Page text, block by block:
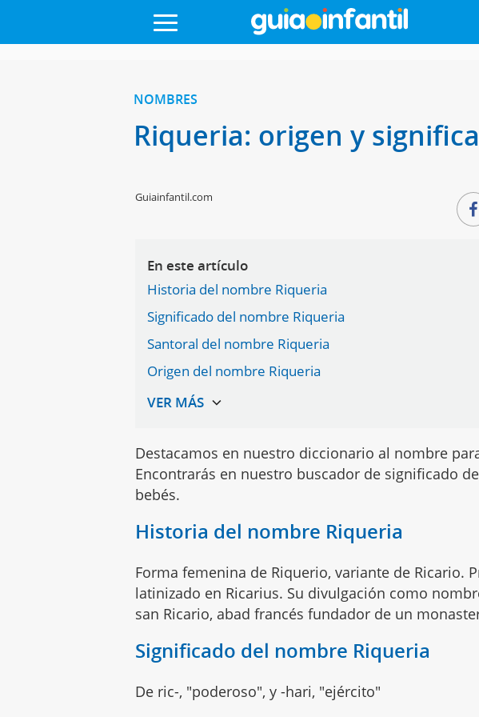
NOMBRES
Riqueria: origen y
Guiainfantil.com
En este artículo
Historia del nombre Riqueria
Significado del nombre Riqueria
Santoral del nombre Riqueria
Origen del nombre Riqueria
Destacamos en nuestro diccionario al nombre
Encontrarás en nuestro buscador de significado
bebés.
Historia del nombre Riqueria
Forma femenina de Riquerio, variante de Ricario.
latinizado en Ricarius. Su divulgación como
san Ricario, abad francés fundador de un
Significado del nombre Riqueria
De ric-, "poderoso", y -hari, "ejército"